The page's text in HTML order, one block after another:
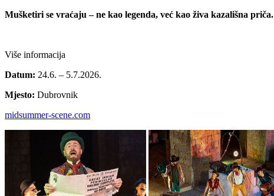
Mušketiri se vraćaju – ne kao legenda, već kao živa kazališna priča.
Više informacija
Datum: 24.6. – 5.7.2026.
Mjesto: Dubrovnik
midsummer-scene.com